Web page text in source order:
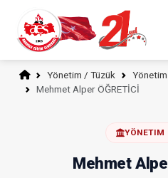
Yönetim / Tüzük
Mehmet Alper ÖĞRETİCİ
YÖNETIM
Mehmet